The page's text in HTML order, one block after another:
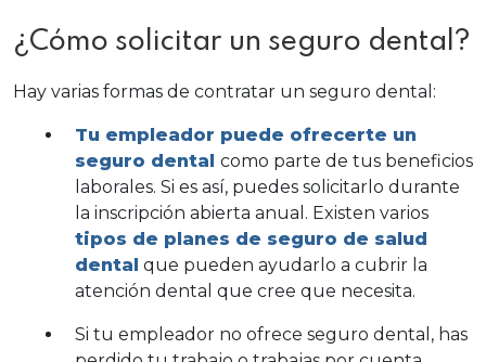
¿Cómo solicitar un seguro dental?
Hay varias formas de contratar un seguro dental:
Tu empleador puede ofrecerte un
seguro dental como parte de tus beneficios
laborales. Si es así, puedes solicitarlo durante
la inscripción abierta anual. Existen varios
tipos de planes de seguro de salud
dental que pueden ayudarlo a cubrir la
atención dental que cree que necesita.
Si tu empleador no ofrece seguro dental, has